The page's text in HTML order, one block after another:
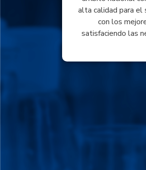
alta calidad para el
con los
satisfaciendo las